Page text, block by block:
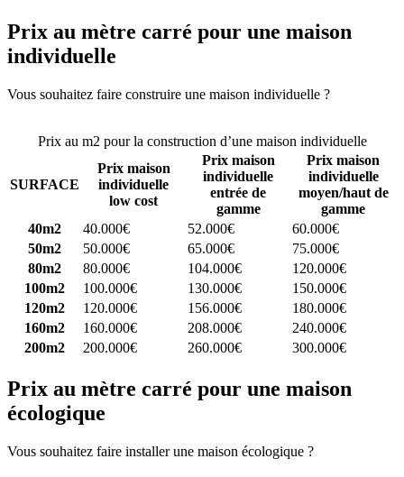
Prix au mètre carré pour une maison
individuelle
Vous souhaitez faire construire une maison individuelle ?
Prix au m2 pour la construction d’une maison individuelle
SURFACE
Prix maison
individuelle
low cost
Prix maison
individuelle
entrée de
gamme
Prix maison
individuelle
moyen/haut de
gamme
40m2
40.000€ 52.000€
60.000€
50m2
50.000€ 65.000€
75.000€
80m2
80.000€ 104.000€
120.000€
100m2
100.000€ 130.000€
150.000€
120m2
120.000€ 156.000€
180.000€
160m2
160.000€ 208.000€
240.000€
200m2
200.000€ 260.000€ 300.000€
Prix au mètre carré pour une maison
écologique
Vous souhaitez faire installer une maison écologique ?